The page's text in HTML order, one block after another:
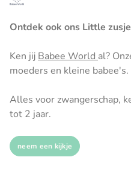
Ontdek ook ons Little zusje
Ken jij Babee World al?
moeders en kleine babee's.
Alles voor zwangerschap,
tot 2 jaar.
neem een kijkje